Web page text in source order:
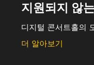
지원되지 않
디지털 콘서트홀의
더 알아보기